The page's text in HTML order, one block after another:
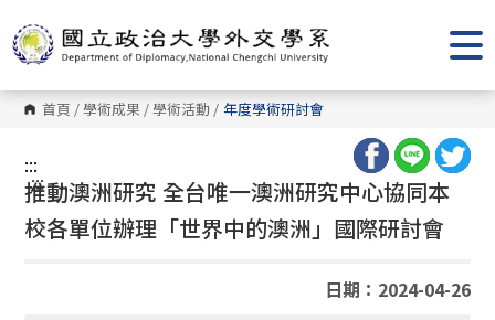
到
主
要
內
容
區 首頁 /學術成果 /學術活動 / 年度學術研討會
:::
:::
推動澳洲研究 全台唯一澳洲研究中心協同本
校各單位辦理「世界中的澳洲」國際研討會
日期：2024-04-26